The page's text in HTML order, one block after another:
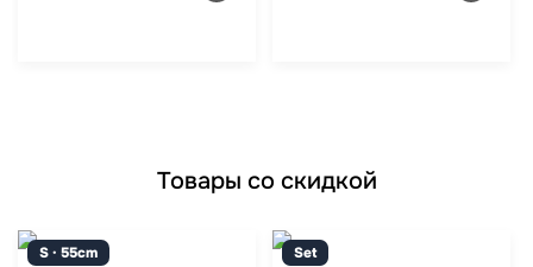
Товары со скидкой
S · 55cm Set